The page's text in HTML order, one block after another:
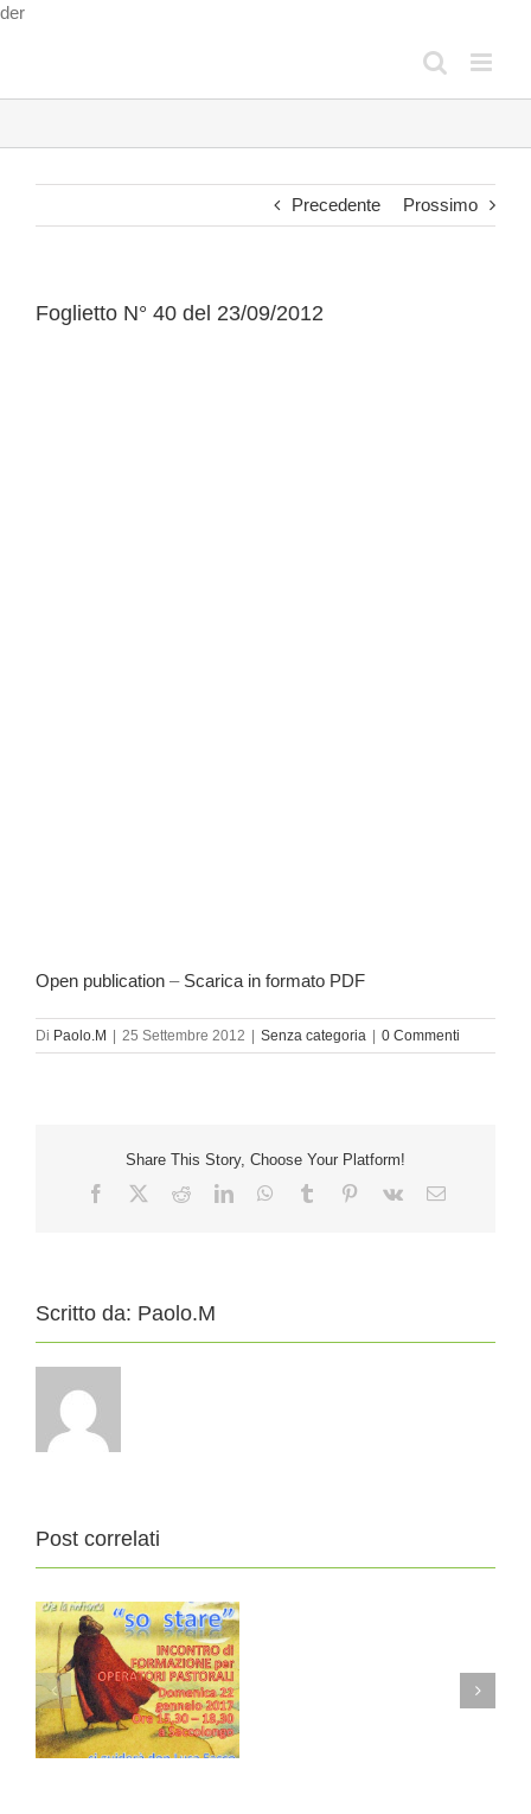
derSalta
Precedente Prossimo
Foglietto N° 40 del 23/09/2012
Open publication – Scarica in formato PDF
Di Paolo.M 25 Settembre 2012 Senza categoria 0 Commenti
Share This Story, Choose Your Platform!
Facebook RedditLinkedInWhatsApp
Tumblr Pinterest
Vk Email
Scritto da: Paolo.M
Post correlati